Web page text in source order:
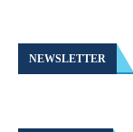
NEWSLETTER